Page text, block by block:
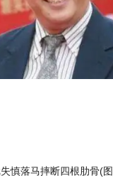
慎落马摔断四根肋骨(